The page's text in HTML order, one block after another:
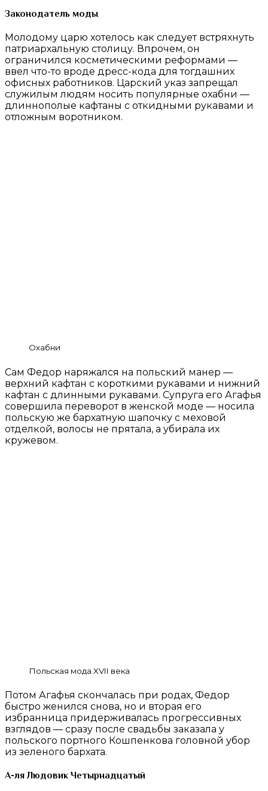
Законодатель моды
Молодому царю хотелось как следует встряхнуть
патриархальную столицу. Впрочем, он
ограничился косметическими реформами —
ввел что-то вроде дресс-кода для тогдашних
офисных работников. Царский указ запрещал
служилым людям носить популярные охабни —
длиннополые кафтаны с откидными рукавами и
отложным воротником.
Охабни
Сам Федор наряжался на польский манер —
верхний кафтан с короткими рукавами и нижний
кафтан с длинными рукавами. Супруга его Агафья
совершила переворот в женской моде — носила
польскую же бархатную шапочку с меховой
отделкой, волосы не прятала, а убирала их
кружевом.
Польская мода XVII века
Потом Агафья скончалась при родах, Федор
быстро женился снова, но и вторая его
избранница придерживалась прогрессивных
взглядов — сразу после свадьбы заказала у
польского портного Кошпенкова головной убор
из зеленого бархата.
А-ля Людовик Четырнадцатый